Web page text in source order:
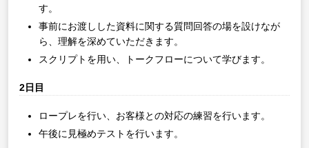
す。
事前にお渡しした資料に関する質問回答の場を設けなが
ら、理解を深めていただきます。
スクリプトを用い、トークフローについて学びます。
2日目
ロープレを行い、お客様との対応の練習を行います。
午後に見極めテストを行います。